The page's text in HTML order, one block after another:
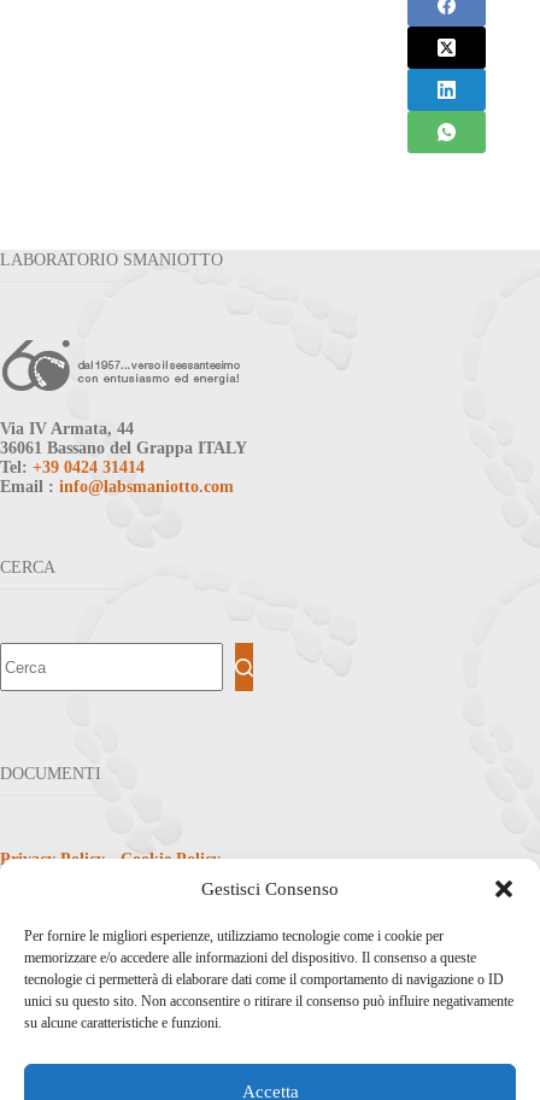
Gestisci Consenso
Per fornire le migliori esperienze, utilizziamo tecnologie come i cookie per
memorizzare e/o accedere alle informazioni del dispositivo. Il consenso a queste
tecnologie ci permetterà di elaborare dati come il comportamento di navigazione o ID
unici su questo sito. Non acconsentire o ritirare il consenso può influire negativamente
su alcune caratteristiche e funzioni.
Accetta
LABORATORIO SMANIOTTO
Via IV Armata, 44
36061 Bassano del Grappa ITALY
Tel: +39 0424 31414
Email : info@labsmaniotto.com
CERCA
DOCUMENTI
Privacy Policy-Cookie Policy
NEWS